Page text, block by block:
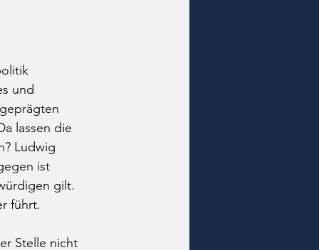
und
lassen die
Ludwig
ist
gilt.
führt.
Stelle nicht